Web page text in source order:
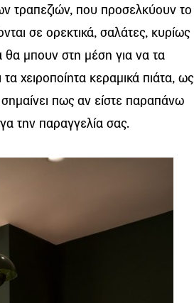
τραπεζιών, που προσελκύουν το
σε ορεκτικά, σαλάτες, κυρίως
θα μπουν στη μέση για να τα
χειροποίητα κεραμικά πιάτα, ως
πως αν είστε παραπάνω
την παραγγελία σας.